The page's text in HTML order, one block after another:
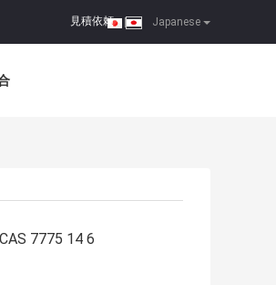
Japanese
見積依頼 |
7775 14 6